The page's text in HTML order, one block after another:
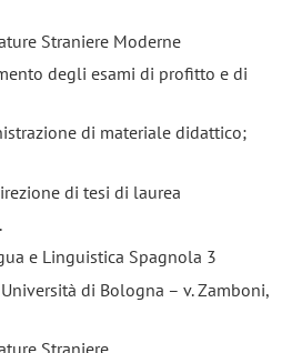
Straniere Moderne
degli esami di profitto e di
di materiale didattico;
di tesi di laurea
e Linguistica Spagnola 3
di Bologna – v. Zamboni,